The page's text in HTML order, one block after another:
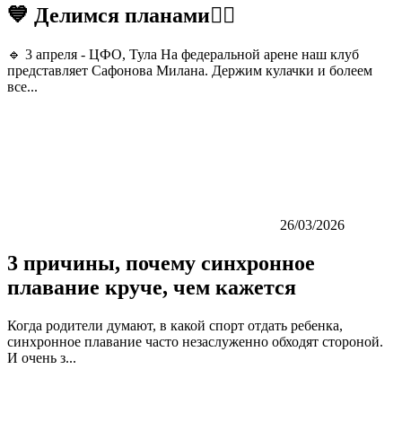
💙 Делимся планами👇🏼
🔹 3 апреля - ЦФО, Тула На федеральной арене наш клуб
представляет Сафонова Милана. Держим кулачки и болеем
все...
26/03/2026
3 причины, почему синхронное
плавание круче, чем кажется
Когда родители думают, в какой спорт отдать ребенка,
синхронное плавание часто незаслуженно обходят стороной.
И очень з...